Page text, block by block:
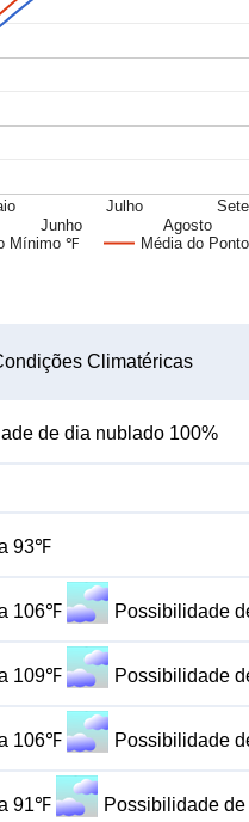
Mínimo ℉ Média do
Junho
Julho
Agosto
Climatéricas
de dia nublado 100%
93℉
106℉ Possibilidade
109℉ Possibilidade
106℉ Possibilidade
91℉ Possibilidade